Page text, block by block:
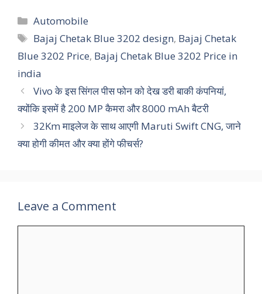
Categories
Automobile
Tags
Bajaj Chetak Blue 3202 design, Bajaj Chetak
Blue 3202 Price, Bajaj Chetak Blue 3202 Price in
india
Vivo के इस सिंगल पीस फोन को देख डरी बाकी कंपनियां,
क्योंकि इसमें है 200 MP कैमरा और 8000 mAh बैटरी
32Km माइलेज के साथ आएगी Maruti Swift CNG, जाने
क्या होगी कीमत और क्या होंगे फीचर्स?
Leave a Comment